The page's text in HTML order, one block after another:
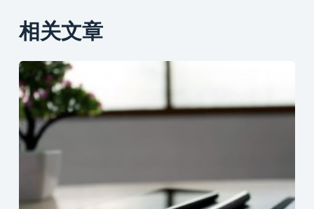
相关文章